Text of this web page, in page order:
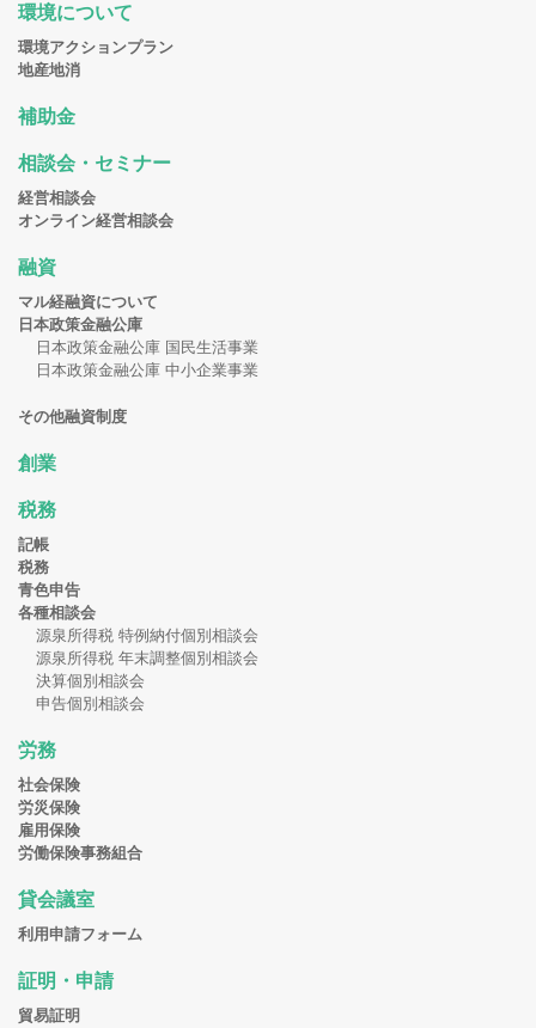
環境について
環境アクションプラン
地産地消
補助金
相談会・セミナー
経営相談会
オンライン経営相談会
融資
マル経融資について
日本政策金融公庫
日本政策金融公庫 国民生活事業
日本政策金融公庫 中小企業事業
その他融資制度
創業
税務
記帳
税務
青色申告
各種相談会
源泉所得税 特例納付個別相談会
源泉所得税 年末調整個別相談会
決算個別相談会
申告個別相談会
労務
社会保険
労災保険
雇用保険
労働保険事務組合
貸会議室
利用申請フォーム
証明・申請
貿易証明